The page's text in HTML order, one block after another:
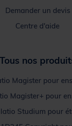
Demander un devis
Centre d'aide
Tous nos
Magister pour
Magister+ pour
Studium pour